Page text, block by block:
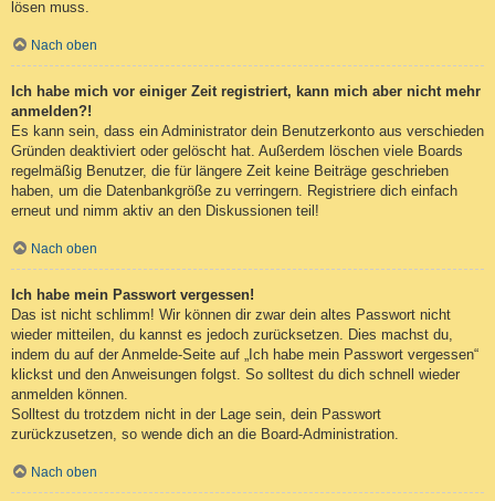
lösen muss.
Nach oben
Ich habe mich vor einiger Zeit registriert, kann mich aber nicht mehr
anmelden?!
Es kann sein, dass ein Administrator dein Benutzerkonto aus verschieden
Gründen deaktiviert oder gelöscht hat. Außerdem löschen viele Boards
regelmäßig Benutzer, die für längere Zeit keine Beiträge geschrieben
haben, um die Datenbankgröße zu verringern. Registriere dich einfach
erneut und nimm aktiv an den Diskussionen teil!
Nach oben
Ich habe mein Passwort vergessen!
Das ist nicht schlimm! Wir können dir zwar dein altes Passwort nicht
wieder mitteilen, du kannst es jedoch zurücksetzen. Dies machst du,
indem du auf der Anmelde-Seite auf „Ich habe mein Passwort vergessen“
klickst und den Anweisungen folgst. So solltest du dich schnell wieder
anmelden können.
Solltest du trotzdem nicht in der Lage sein, dein Passwort
zurückzusetzen, so wende dich an die Board-Administration.
Nach oben